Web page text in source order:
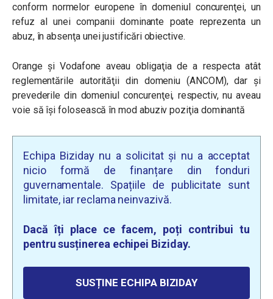
conform normelor europene în domeniul concurenţei, un
refuz al unei companii dominante poate reprezenta un
abuz, în absenţa unei justificări obiective.
Orange şi Vodafone aveau obligaţia de a respecta atât
reglementările autorităţii din domeniu (ANCOM), dar și
prevederile din domeniul concurenţei, respectiv, nu aveau
voie să își folosească în mod abuziv poziţia dominantă
Echipa Biziday nu a solicitat și nu a acceptat
nicio formă de finanțare din fonduri
guvernamentale. Spațiile de publicitate sunt
limitate, iar reclama neinvazivă.
Dacă îți place ce facem, poți contribui tu
pentru susținerea echipei Biziday.
SUSȚINE ECHIPA BIZIDAY